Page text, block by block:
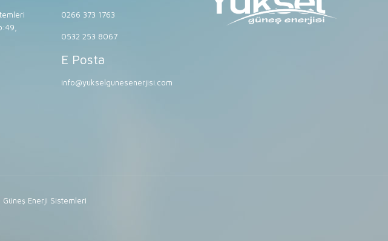
0266 373 1763
0532 253 8067
E Posta
info@yukselgunesenerjisi.com
Güneş Enerji Sistemleri